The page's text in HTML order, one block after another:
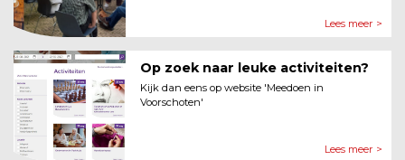
Lees meer >
Op zoek naar leuke activiteiten?
Kijk dan eens op website 'Meedoen in
Voorschoten'
Lees meer >